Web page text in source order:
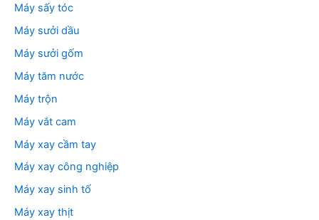
Máy sấy tóc
Máy sưởi dầu
Máy sưởi gốm
Máy tăm nước
Máy trộn
Máy vắt cam
Máy xay cầm tay
Máy xay công nghiệp
Máy xay sinh tố
Máy xay thịt